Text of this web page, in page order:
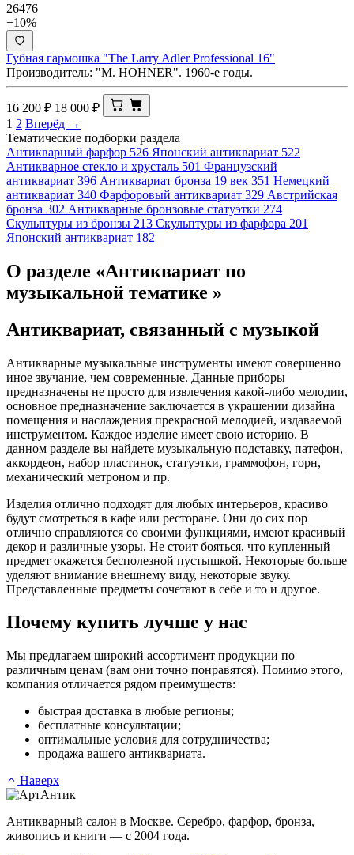
26476
−10%
Губная гармошка "The Larry Adler Professional 16"
Производитель: "M. HOHNER". 1960-е годы.
16 200 ₽ 18 000 ₽
1 2 Вперёд →
Тематические подборки раздела
Антикварный фарфор 526 Японский антиквариат 522
Антикварное стекло и хрусталь 501 Французский
антиквариат 396 Антиквариат бронза 19 век 351 Немецкий
антиквариат 340 Фарфоровый антиквариат 329 Австрийская
бронза 302 Антикварные бронзовые статуэтки 274
Скульптуры из бронзы 213 Скульптуры из фарфора 201
Японский антиквариат 182
О разделе «Антиквариат по
музыкальной тематике »
Антиквариат, связанный с музыкой
Антикварные музыкальные инструменты имеют совершенно
иное звучание, чем современные. Данные приборы
предназначены не просто для извлечения какой-либо мелодии,
основное предназначение заключается в украшении дизайна
помещения и наслаждения прекрасной мелодией, издаваемой
инструментом. Каждое изделие имеет свою историю. В
данном разделе вы найдете музыкальную подставку, патефон,
аккордеон, набор пластинок, статуэтки, граммофон, горн,
механический метроном и пр.
Изделия отлично подходят для любых интерьеров, красиво
будут смотреться в кафе или ресторане. Они до сих пор
отлично справляются со своими функциями, имеют красивый
декор и различные узоры. Не стоит бояться, что купленный
предмет окажется бесполезной пустышкой. Некоторые больше
уделяют внимание внешнему виду, некоторые звуку.
Представленные предметы сочетают в себе и то и другое.
Почему купить лучше у нас
Мы предлагаем широкий ассортимент продукции по
различным ценам (вам они точно понравятся). Помимо этого,
компания отличается рядом преимуществ:
быстрая доставка в любые регионы;
бесплатные консультации;
оптимальные условия для сотрудничества;
продажа вашего антиквариата.
Наверх
Антикварный салон в Москве. Серебро, фарфор, бронза,
живопись и книги — с 2004 года.